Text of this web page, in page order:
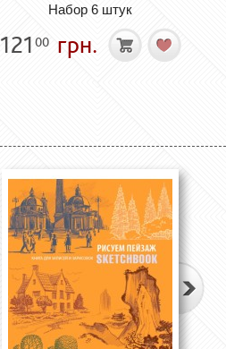
Набор 6 штук
121 00 грн.